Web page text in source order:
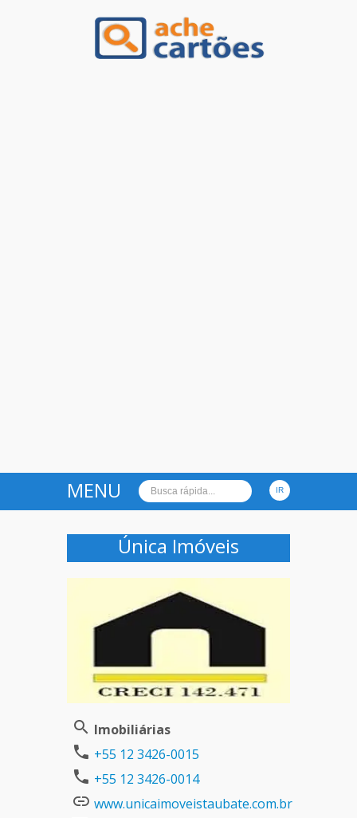
MENU
Única Imóveis
Imobiliárias
+55 12 3426-0015
+55 12 3426-0014
www.unicaimoveistaubate.com.br